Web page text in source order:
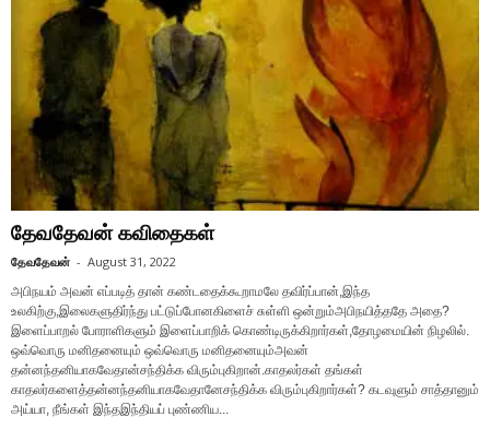
தேவதேவன் கவிதைகள்
தேவதேவன் - August 31, 2022
அபிநயம் அவன் எப்படித் தான் கண்டதைக்கூறாமலே தவிர்ப்பான்,இந்த
உலகிற்கு,இலைகளுதிர்ந்து பட்டுப்போனகிளைச் சுள்ளி ஒன்றும்அபிநயித்ததே அதை?
இளைப்பாறல் போராளிகளும் இளைப்பாறிக் கொண்டிருக்கிறார்கள்,தோழமையின் நிழலில்.
ஒவ்வொரு மனிதனையும் ஒவ்வொரு மனிதனையும்அவன்
தன்னந்தனியாகவேதான்சந்திக்க விரும்புகிறான்.காதலர்கள் தங்கள்
காதலர்களைத்தன்னந்தனியாகவேதானேசந்திக்க விரும்புகிறார்கள்? கடவுளும் சாத்தானும்
அய்யா, நீங்கள் இந்தஇந்தியப் புண்ணிய...